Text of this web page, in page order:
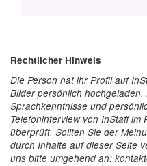
Rechtlicher Hinweis
Die Person hat ihr Profil auf
Bilder persönlich
Sprachkenntnisse und
Telefoninterview von InStaff im
überprüft. Sollten Sie der
durch Inhalte auf dieser Seite
uns bitte umgehend an: